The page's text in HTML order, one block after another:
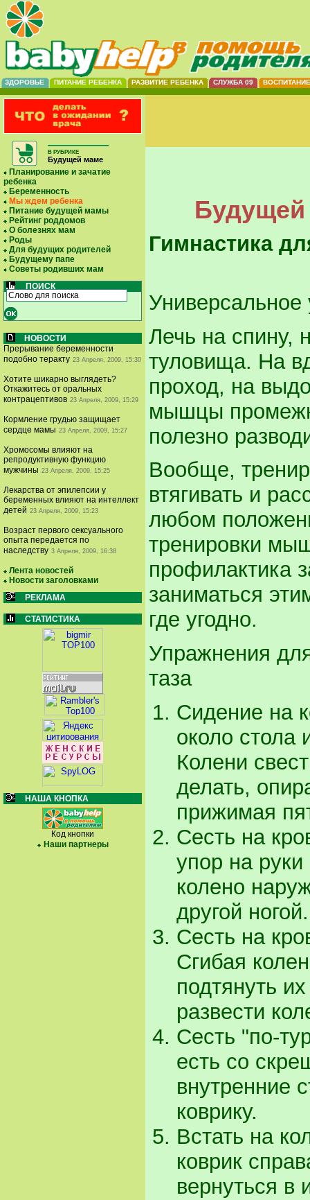
ЗДОРОВЬЕ ПИТАНИЕ РЕБЕНКА РАЗВИТИЕ РЕБЕНКА СЛУЖБА 09 ВОСПИТАНИЕ
В РУБРИКЕ
Будущей маме
Планирование и зачатие
ребенка
Беременность
Мы ждем ребенка
Питание будущей мамы
Рейтинг роддомов
О болезнях мам
Роды
Для будущих родителей
Будущему папе
Советы родивших мам
ПОИСК
НОВОСТИ
Прерывание беременности
подобно теракту 23 Апреля, 2009, 15:30
Хотите шикарно выглядеть?
Откажитесь от оральных
контрацептивов 23 Апреля, 2009, 15:29
Кормление грудью защищает
сердце мамы 23 Апреля, 2009, 15:27
Хромосомы влияют на
репродуктивную функцию
мужчины 23 Апреля, 2009, 15:25
Лекарства от эпилепсии у
беременных влияют на интеллект
детей 23 Апреля, 2009, 15:23
Возраст первого сексуального
опыта передается по
наследству 3 Апреля, 2009, 16:38
Лента новостей
Новости заголовками
РЕКЛАМА
СТАТИСТИКА
НАША КНОПКА
Код кнопки
Наши партнеры
Гимнастика
Лечь на спину,
туловища. На
проход, на
мышцы
полезно
Вообще,
втягивать и
любом
тренировки
профилактика
заниматься
где угодно.
Упражнения
таза
Сидение на
около стола
Колени
делать,
прижимая
Сесть на
упор на руки
колено
другой ногой.
Сесть на
Сгибая
подтянуть
развести
Сесть "по-
есть со
внутренние
коврику.
Встать на
коврик
вернуться в